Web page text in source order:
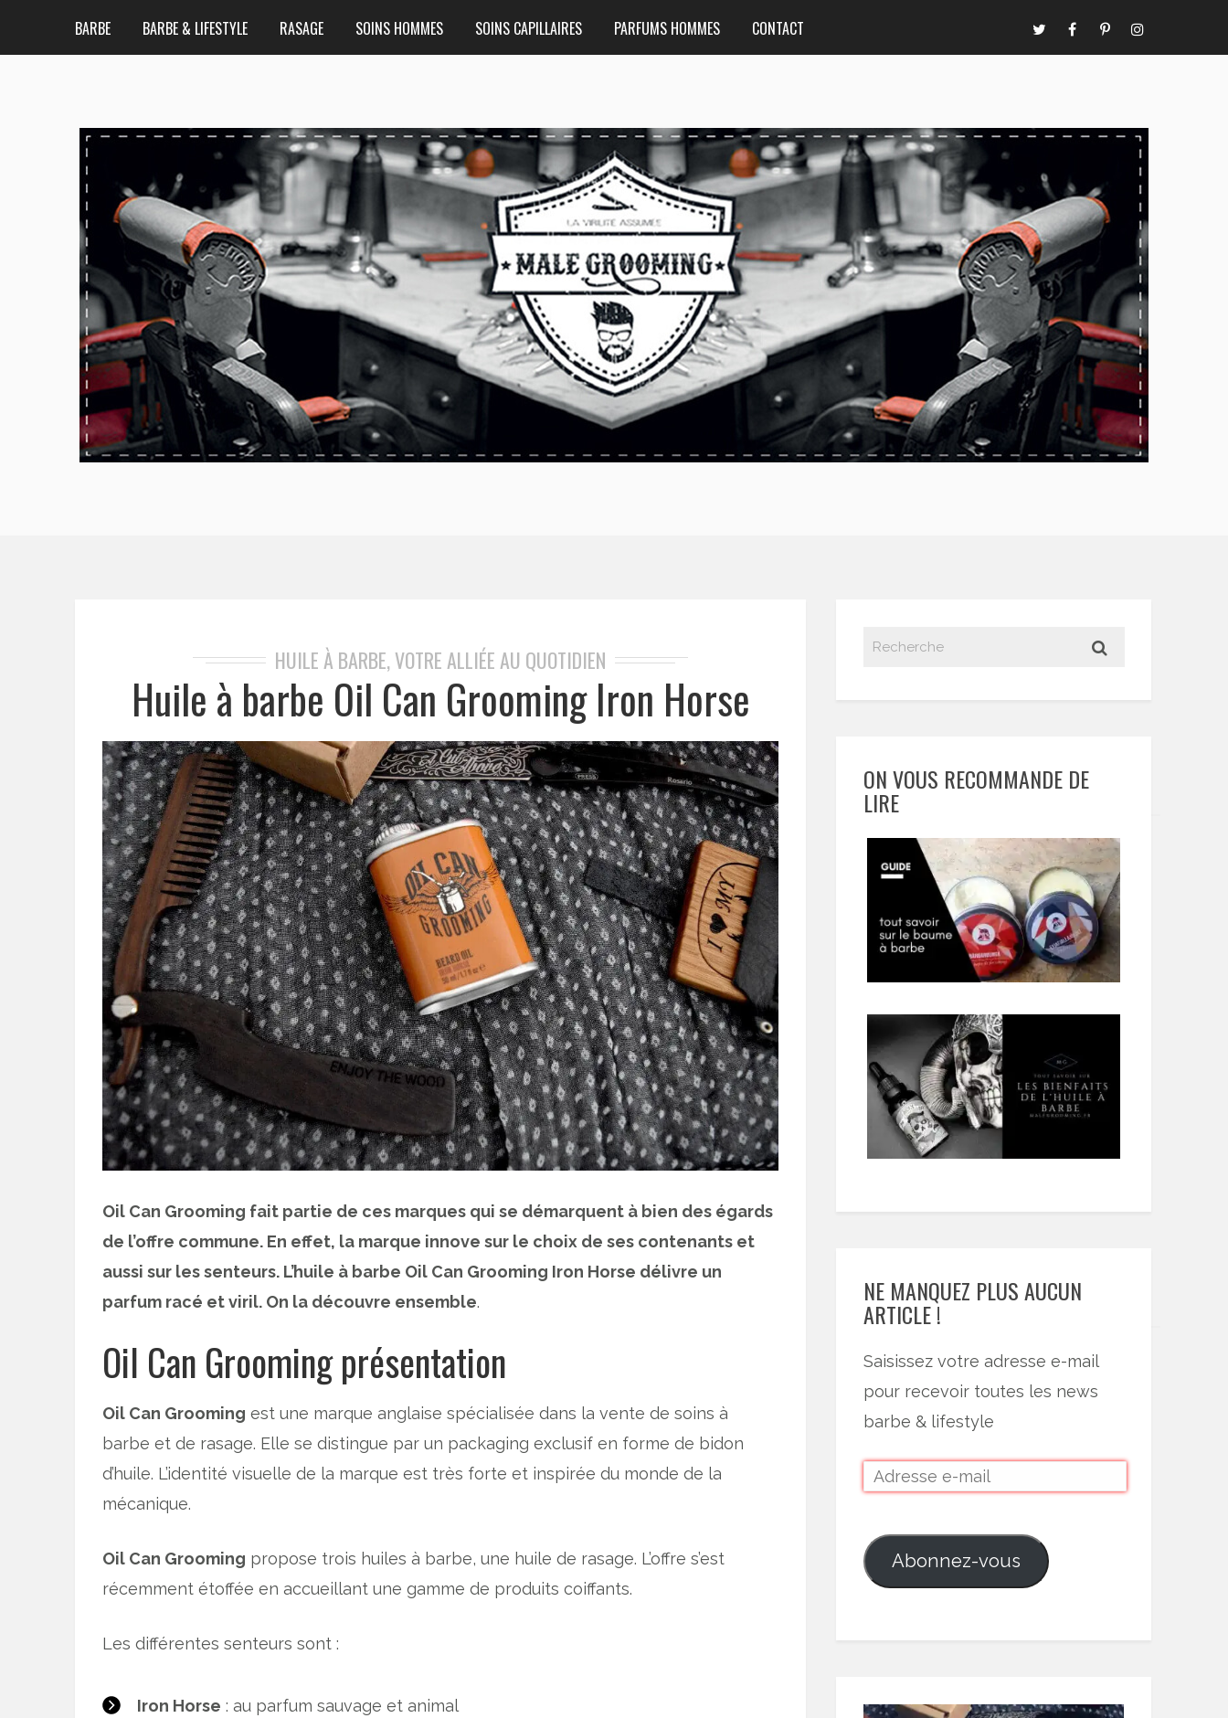
BARBE BARBE & LIFESTYLE RASAGE SOINS HOMMES SOINS CAPILLAIRES PARFUMS HOMMES CONTACT
HUILE À BARBE, VOTRE ALLIÉE AU QUOTIDIEN
Huile à barbe Oil Can Grooming Iron Horse
Oil Can Grooming fait partie de ces marques qui se démarquent à bien des égards
de l’offre commune. En effet, la marque innove sur le choix de ses contenants et
aussi sur les senteurs. L’huile à barbe Oil Can Grooming Iron Horse délivre un
parfum racé et viril. On la découvre ensemble.
Oil Can Grooming présentation
Oil Can Grooming est une marque anglaise spécialisée dans la vente de soins à
barbe et de rasage. Elle se distingue par un packaging exclusif en forme de bidon
d’huile. L’identité visuelle de la marque est très forte et inspirée du monde de la
mécanique.
Oil Can Grooming propose trois huiles à barbe, une huile de rasage. L’offre s’est
récemment étoffée en accueillant une gamme de produits coiffants.
Les différentes senteurs sont :
Iron Horse : au parfum sauvage et animal
ON VOUS RECOMMANDE DE
LIRE
NE MANQUEZ PLUS AUCUN
ARTICLE !
Saisissez votre adresse e-mail
pour recevoir toutes les news
barbe & lifestyle
Abonnez-vous